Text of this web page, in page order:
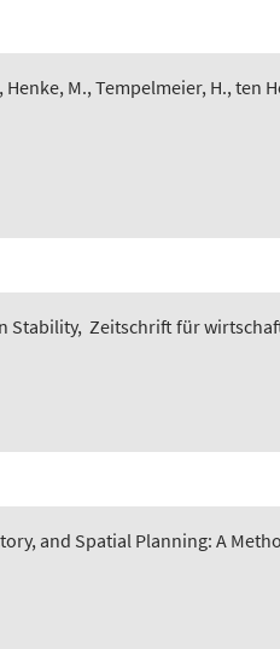
Henke, M., Tempelmeier, H., ten
Stability, Zeitschrift für
and Spatial Planning: A